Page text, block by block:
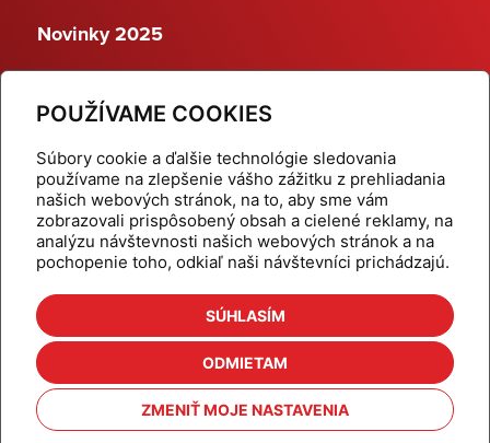
POUŽÍVAME COOKIES
Súbory cookie a ďalšie technológie sledovania
používame na zlepšenie vášho zážitku z prehliadania
našich webových stránok, na to, aby sme vám
zobrazovali prispôsobený obsah a cielené reklamy, na
analýzu návštevnosti našich webových stránok a na
pochopenie toho, odkiaľ naši návštevníci prichádzajú.
SÚHLASÍM
ODMIETAM
ZMENIŤ MOJE NASTAVENIA
Novinky 2025
Dynamické termostatické ventily
Domov
Produkty
Aktuality
Odber šikovné tipy
Kalkulačky
Cenníky
Na stiahnutie
Referencie
Kontakt
Nastavenie cookies